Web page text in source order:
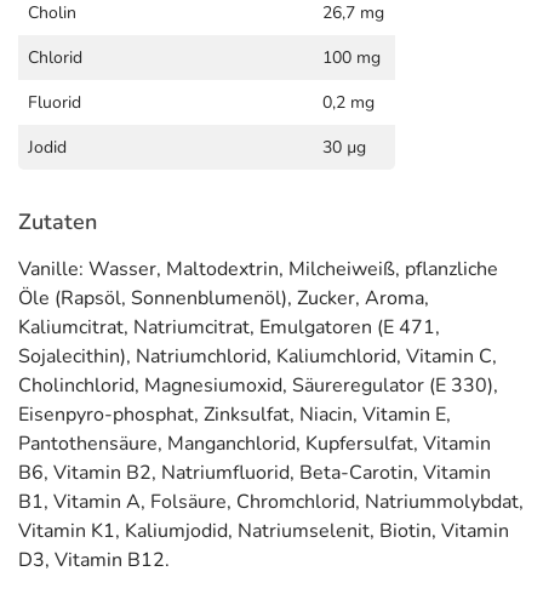
Cholin
26,7 mg
Chlorid
100 mg
Fluorid
0,2 mg
Jodid
30 µg
Zutaten
Vanille: Wasser, Maltodextrin, Milcheiweiß, pflanzliche
Öle (Rapsöl, Sonnenblumenöl), Zucker, Aroma,
Kaliumcitrat, Natriumcitrat, Emulgatoren (E 471,
Sojalecithin), Natriumchlorid, Kaliumchlorid, Vitamin C,
Cholinchlorid, Magnesiumoxid, Säureregulator (E 330),
Eisenpyro-phosphat, Zinksulfat, Niacin, Vitamin E,
Pantothensäure, Manganchlorid, Kupfersulfat, Vitamin
B6, Vitamin B2, Natriumfluorid, Beta-Carotin, Vitamin
B1, Vitamin A, Folsäure, Chromchlorid, Natriummolybdat,
Vitamin K1, Kaliumjodid, Natriumselenit, Biotin, Vitamin
D3, Vitamin B12.